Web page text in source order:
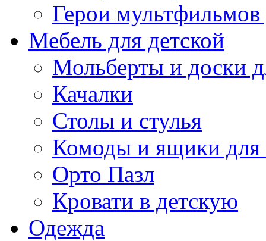
Герои
Мебель для детской
Мольберты и доски
Качалки
Столы и стулья
Комоды и ящики для
Орто Пазл
Кровати в детскую
Одежда